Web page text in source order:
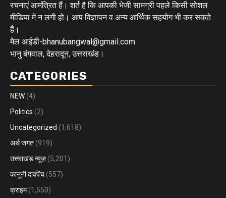
रचनाएं आमंत्रित हैं। शर्त है कि आपकी भेजी सामग्री पहले किसी सोशल
मीडिया में न लगी हो। आप विज्ञापन व अन्य आर्थिक सहयोग भी कर सकते
हैं।
मेल आईडी-bhanubangwal@gmail.com
भानु बंगवाल, देहरादून, उत्तराखंड।
CATEGORIES
NEW (4)
Politics (2)
Uncategorized (1,618)
अर्थ जगत (919)
उत्तराखंड न्यूज़ (5,201)
कानूनी दावपेंच (557)
क्राइम(1,550)